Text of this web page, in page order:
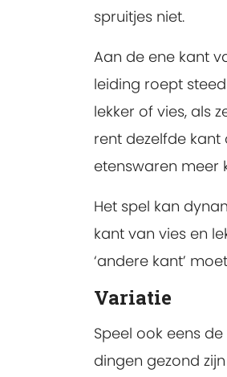
spruitjes niet.
Aan de ene kant
leiding roept
lekker of vies, als
rent dezelfde kant
etenswaren meer
Het spel kan
kant van vies en
‘andere kant’
Variatie
Speel ook eens
dingen gezond